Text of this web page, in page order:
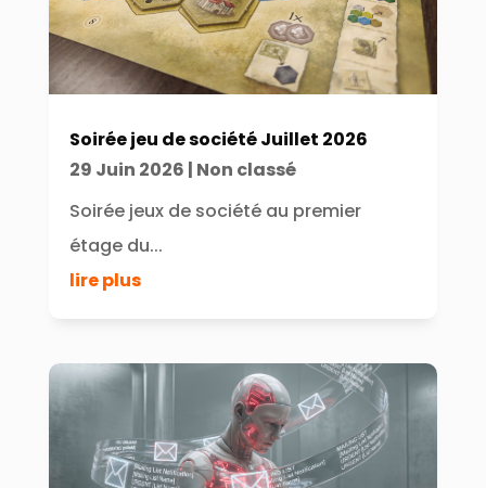
Soirée jeu de société Juillet 2026
29 Juin 2026 | Non classé
Soirée jeux de société au premier
étage du...
lire plus